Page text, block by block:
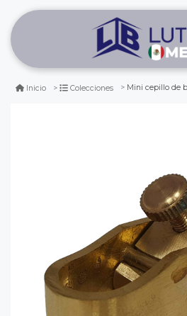
Inicio Colecciones Mini cepillo de